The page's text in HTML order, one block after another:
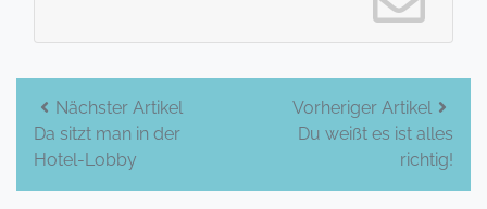
Beitrags-
Navigation
Nächster Artikel
Da sitzt man in der
Hotel-Lobby
Vorheriger Artikel
Du weißt es ist alles
richtig!